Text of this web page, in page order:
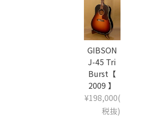
GIBSON
J-45 Tri
Burst【
2009 】
¥198,000(
税抜)